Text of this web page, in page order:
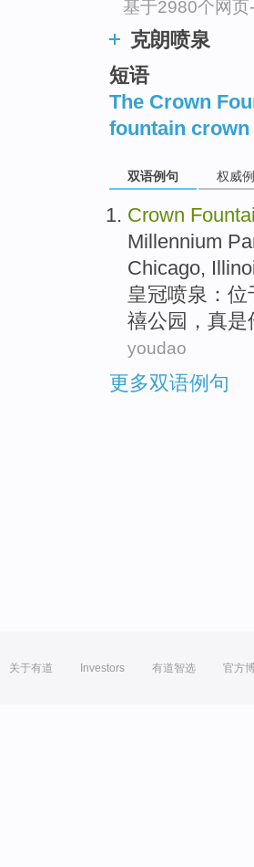
基于2980个网页-
克朗喷泉
短语
The Crown
fountain crown
双语例句 权威
Crown
Millennium
Chicago,
皇冠喷泉 ：位
禧公园 ， 真是
youdao
更多双语例句
关于有道 Investors 有道智选 官方